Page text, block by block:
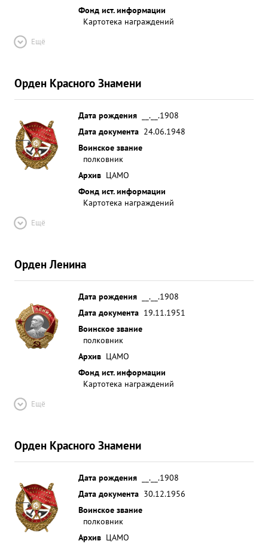
Фонд ист. информации
Картотека награждений
Ещё
Орден Красного Знамени
Дата рождения
__.__.1908
Дата документа 24.06.1948
Воинское звание
полковник
Архив ЦАМО
Фонд ист. информации
Картотека награждений
Ещё
Орден Ленина
Дата рождения
__.__.1908
Дата документа 19.11.1951
Воинское звание
полковник
Архив ЦАМО
Фонд ист. информации
Картотека награждений
Ещё
Орден Красного Знамени
Дата рождения
__.__.1908
Дата документа 30.12.1956
Воинское звание
полковник
Архив ЦАМО